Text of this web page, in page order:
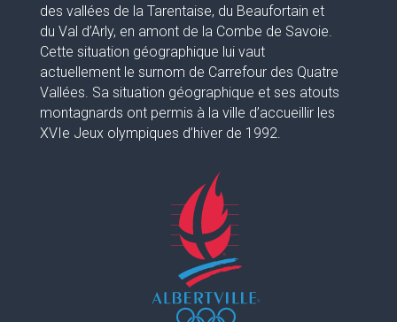
des vallées de la Tarentaise, du Beaufortain et
du Val d’Arly, en amont de la Combe de Savoie.
Cette situation géographique lui vaut
actuellement le surnom de Carrefour des Quatre
Vallées. Sa situation géographique et ses atouts
montagnards ont permis à la ville d’accueillir les
XVIe Jeux olympiques d’hiver de 1992.